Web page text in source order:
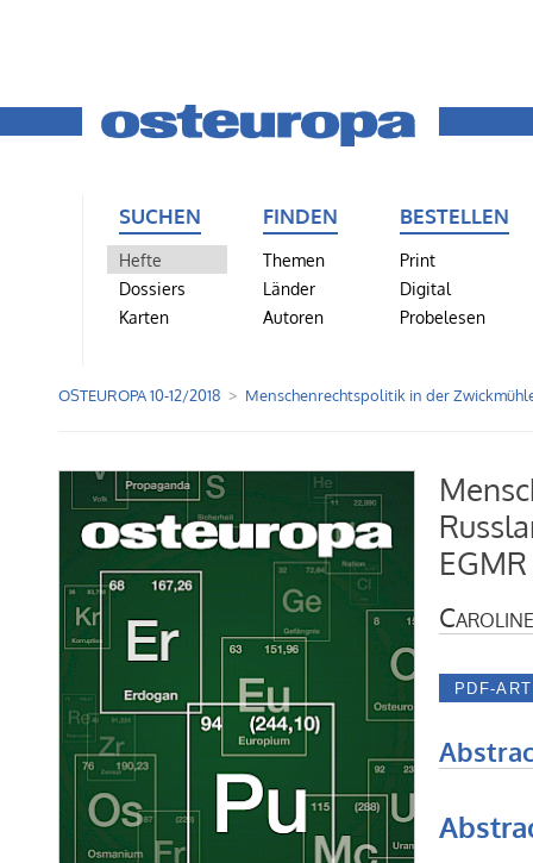
SUCHEN
Hefte
Dossiers
Karten
FINDEN
Themen
Länder
Autoren
BESTELLEN
Print
Digital
Probelesen
OSTEUROPA 10-12/2018 Menschenrechtspolitik in der
EGMR